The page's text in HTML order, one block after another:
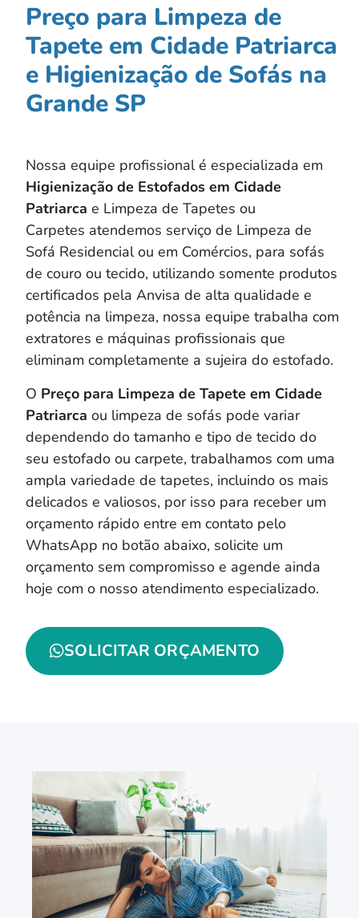
Preço para Limpeza de
Tapete em Cidade Patriarca
e Higienização de Sofás na
Grande SP
Nossa equipe profissional é especializada em
Higienização de Estofados em Cidade
Patriarca e Limpeza de Tapetes ou
Carpetes atendemos serviço de Limpeza de
Sofá Residencial ou em Comércios, para sofás
de couro ou tecido, utilizando somente produtos
certificados pela Anvisa de alta qualidade e
potência na limpeza, nossa equipe trabalha com
extratores e máquinas profissionais que
eliminam completamente a sujeira do estofado.
O Preço para Limpeza de Tapete em Cidade
Patriarca ou limpeza de sofás pode variar
dependendo do tamanho e tipo de tecido do
seu estofado ou carpete, trabalhamos com uma
ampla variedade de tapetes, incluindo os mais
delicados e valiosos, por isso para receber um
orçamento rápido entre em contato pelo
WhatsApp no botão abaixo, solicite um
orçamento sem compromisso e agende ainda
hoje com o nosso atendimento especializado.
SOLICITAR ORÇAMENTO